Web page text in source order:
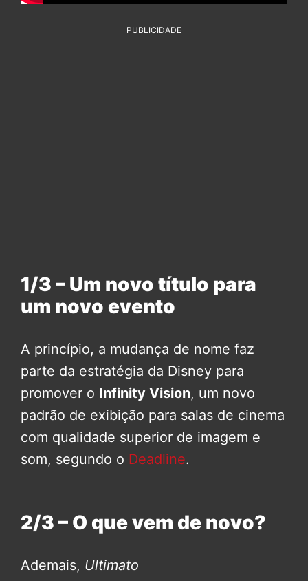
PUBLICIDADE
1/3 – Um novo título para
um novo evento
A princípio, a mudança de nome faz
parte da estratégia da Disney para
promover o Infinity Vision, um novo
padrão de exibição para salas de cinema
com qualidade superior de imagem e
som, segundo o Deadline.
2/3 – O que vem de novo?
Ademais, Ultimato